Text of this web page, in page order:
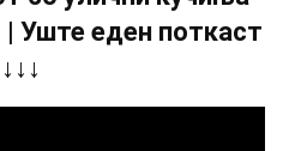
Уште еден поткаст
↓↓↓